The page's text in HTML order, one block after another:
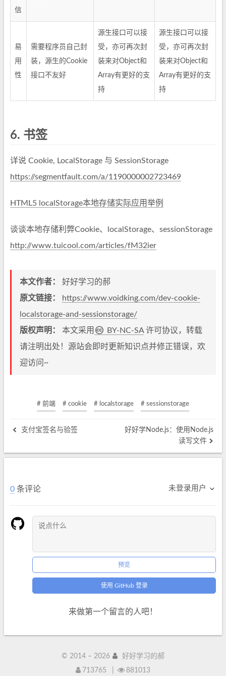
信
易
用
性
需要程序员自己封
装，源生的Cookie
接口不友好
源生接口可以接
受，亦可再次封
装来对Object和
Array有更好的支
持
源生接口可以接
受，亦可再次封
装来对Object和
Array有更好的支
持
6. 书签
详说 Cookie, LocalStorage 与 SessionStorage
https://segmentfault.com/a/1190000002723469
HTML5 localStorage本地存储实际应用举例
谈谈本地存储利弊Cookie、localStorage、sessionStorage
http://www.tuicool.com/articles/fM32ier
本文作者：
好好学习的郝
原文链接：
https://www.voidking.com/dev-cookie-
localstorage-and-sessionstorage/
版权声明：
本文采用 BY-NC-SA许可协议，转载
请注明出处！源站会即时更新知识点并修正错误，欢
迎访问~
# 前端 # cookie # localstorage # sessionstorage
支付宝签名与验签
好好学Node.js：使用Node.js
读写文件
0 条评论 未登录用户
预览
使用 GitHub 登录
来做第一个留言的人吧！
© 2014 – 2026
好好学习的郝
713765
881013